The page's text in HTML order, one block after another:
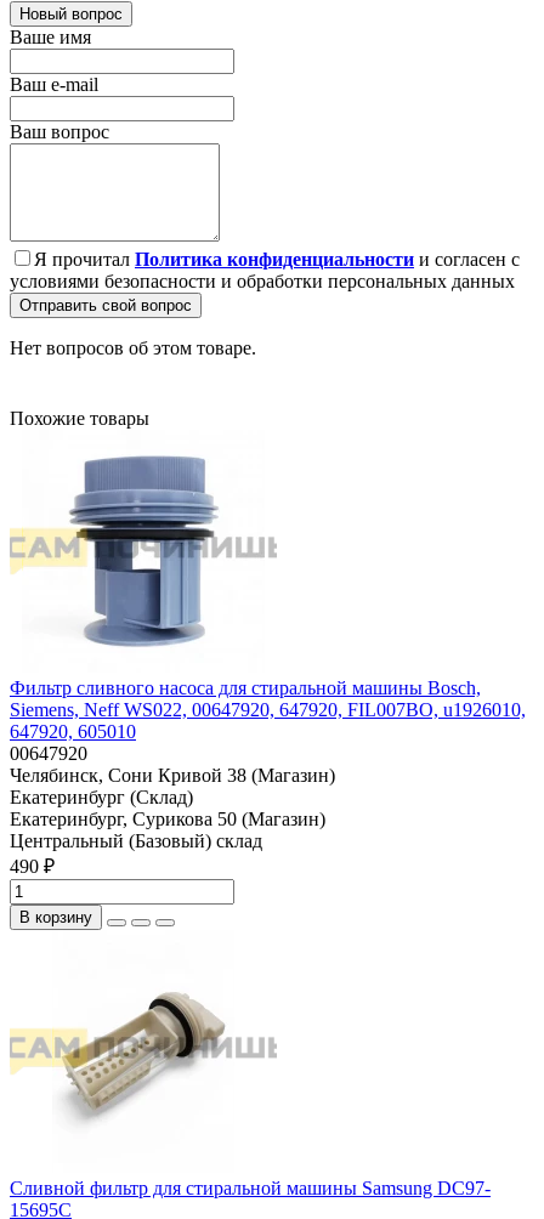
Новый вопрос
Ваше имя
Ваш e-mail
Ваш вопрос
Я прочитал Политика конфиденциальности и согласен с
условиями безопасности и обработки персональных данных
Отправить свой вопрос
Нет вопросов об этом товаре.
Похожие товары
Фильтр сливного насоса для стиральной машины Bosch,
Siemens, Neff WS022, 00647920, 647920, FIL007BO, u1926010,
647920, 605010
00647920
Челябинск, Сони Кривой 38 (Магазин)
Екатеринбург (Склад)
Екатеринбург, Сурикова 50 (Магазин)
Центральный (Базовый) склад
490 ₽
В корзину
Сливной фильтр для стиральной машины Samsung DC97-
15695C